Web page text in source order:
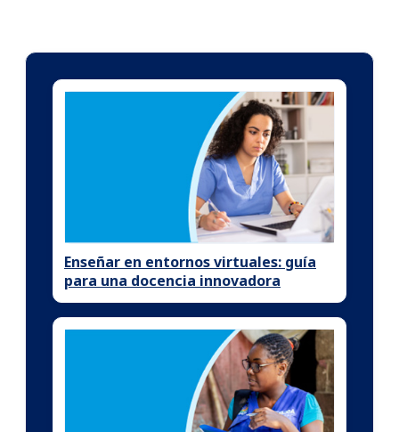
Enseñar en entornos virtuales: guía
para una docencia innovadora